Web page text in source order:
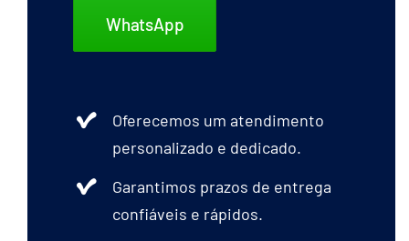
WhatsApp
Oferecemos um atendimento
personalizado e dedicado.
Garantimos prazos de entrega
confiáveis e rápidos.